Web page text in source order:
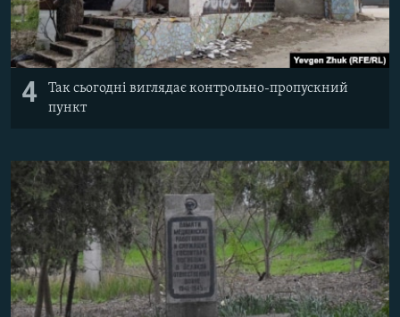
4
Так сьогодні виглядає контрольно-пропускний
пункт